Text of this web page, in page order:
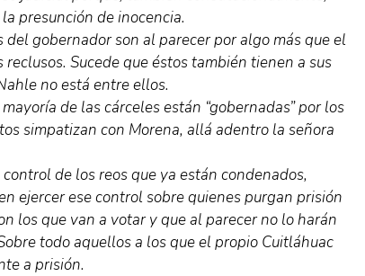
presunción de inocencia.
del gobernador son al parecer por algo más que el
Sucede que éstos también tienen a sus
no está entre ellos.
de las cárceles están “gobernadas” por los
simpatizan con Morena, allá adentro la señora
de los reos que ya están condenados,
ejercer ese control sobre quienes purgan prisión
los que van a votar y que al parecer no lo harán
todo aquellos a los que el propio Cuitláhuac
a prisión.